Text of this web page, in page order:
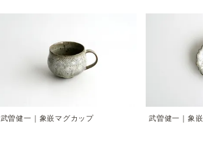
武曽健一｜象嵌マグカップ 武曽健一｜象